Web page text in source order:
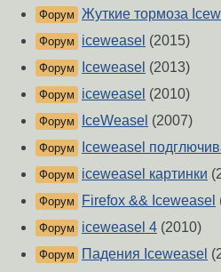
Форум Жуткие тормоза
Форум iceweasel (2015)
Форум Iceweasel (2013)
Форум iceweasel (2010)
Форум IceWeasel (2007)
Форум Iceweasel
Форум iceweasel картинки
Форум Firefox && Iceweasel
Форум iceweasel 4 (2010)
Форум Падения Iceweasel